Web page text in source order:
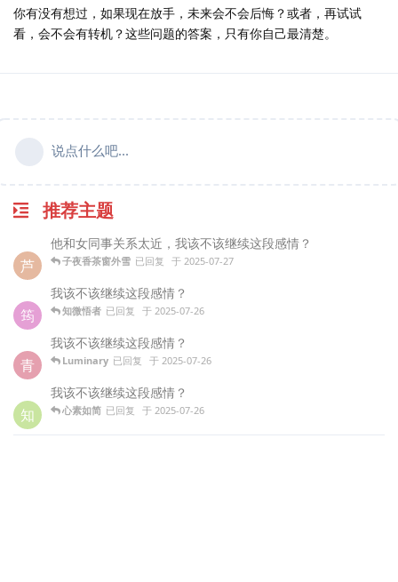
你有没有想过，如果现在放手，未来会不会后悔？或者，再试试
看，会不会有转机？这些问题的答案，只有你自己最清楚。
说点什么吧...
推荐主题
芦
他和女同事关系太近，我该不该继续这段感情？
子夜香茶窗外雪 已回复 于 2025-07-27
筠
我该不该继续这段感情？
知微悟者 已回复 于 2025-07-26
青
我该不该继续这段感情？
Luminary 已回复 于 2025-07-26
知
我该不该继续这段感情？
心素如简 已回复 于 2025-07-26